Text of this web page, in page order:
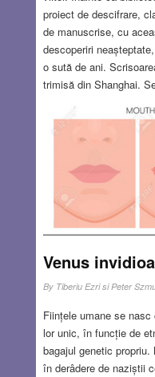
proiect de descifrare,
de manuscrise, cu
descoperiri
o sută de ani.
trimisă din Shanghai.
precomuniste, cel pe
„părintele națiunii
destinatarul: N. E. B.
(1883–1936) aparținea
Irak. El s-a stabilit în
FEB 25, 2021
Venus
By Tiberiu Ezri si Peter
Ființele umane se
lor unic, în funcție de
bagajul genetic
în derâdere de naziștii